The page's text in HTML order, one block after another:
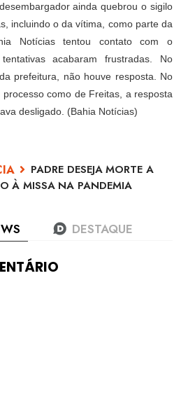
ainda quebrou o sigilo
incluindo o da vítima, como parte da
Notícias tentou contato com o
acabaram frustradas. No
prefeitura, não houve resposta. No
como de Freitas, a resposta
desligado. (Bahia Notícias)
PADRE DESEJA MORTE A
À MISSA NA PANDEMIA